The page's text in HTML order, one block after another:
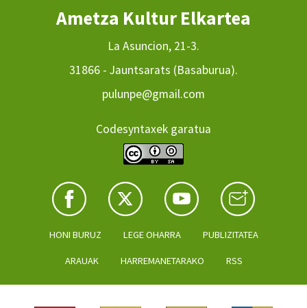
Ametza Kultur Elkartea
La Asuncion, 21-3.
31866 - Jauntsarats (Basaburua).
pulunpe@gmail.com
Codesyntaxek garatua
HONI BURUZ LEGE OHARRA PUBLIZITATEA
ARAUAK HARREMANETARAKO RSS